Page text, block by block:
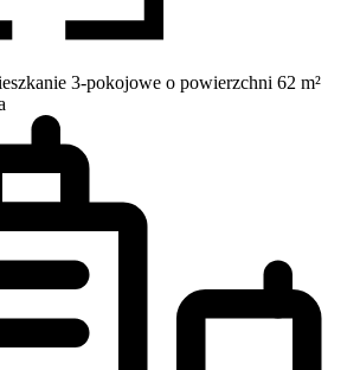
3-pokojowe o powierzchni 62 m²